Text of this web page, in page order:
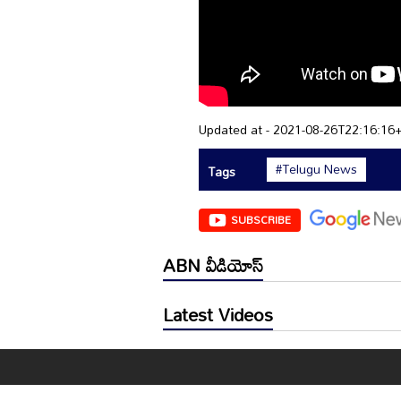
Updated at - 2021-08-
Tags
#Telugu News
SUBSCRIBE
ABN వీడియోస్
Latest Videos